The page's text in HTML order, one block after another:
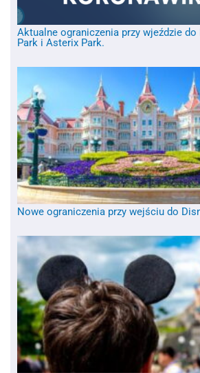
Aktualne ograniczenia przy wjeździe do
Park i Asterix Park.
Nowe ograniczenia przy wejściu do